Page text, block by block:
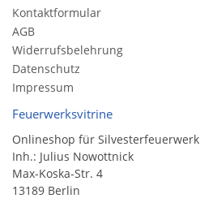
Kontaktformular
AGB
Widerrufsbelehrung
Datenschutz
Impressum
Feuerwerksvitrine
Onlineshop für Silvesterfeuerwerk
Inh.: Julius Nowottnick
Max-Koska-Str. 4
13189 Berlin